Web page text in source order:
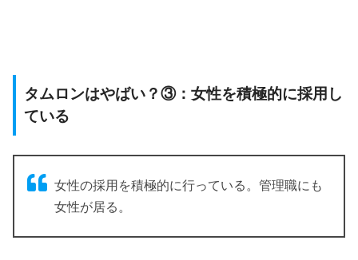
タムロンはやばい？③：女性を積極的に採用し
ている
女性の採用を積極的に行っている。管理職にも
女性が居る。